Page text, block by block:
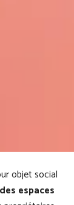
objet social
espaces